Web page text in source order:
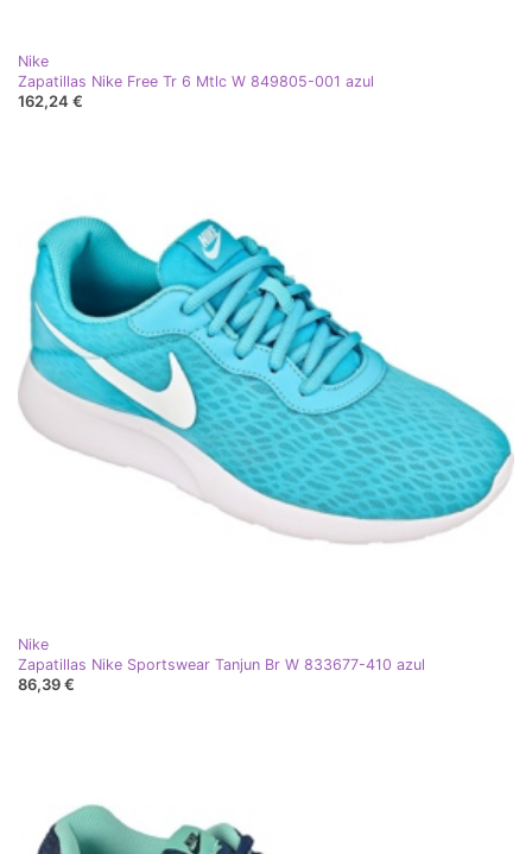
Nike
Zapatillas Nike Free Tr 6 Mtlc W 849805-001 azul
162,24 €
Nike
Zapatillas Nike Sportswear Tanjun Br W 833677-410 azul
86,39 €